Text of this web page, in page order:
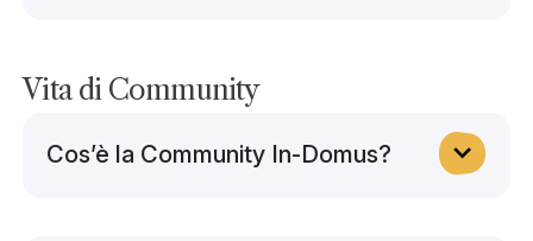
Vita di Community
Cos’è la Community In-Domus?